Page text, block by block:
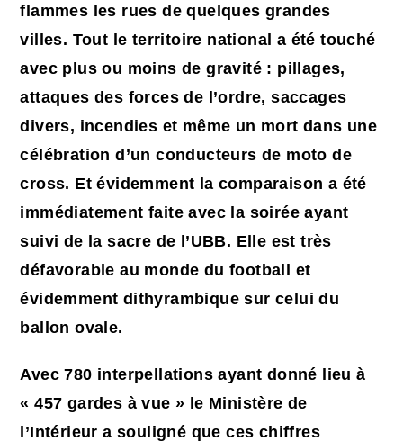
flammes les rues de quelques grandes
villes. Tout le territoire national a été touché
avec plus ou moins de gravité : pillages,
attaques des forces de l’ordre, saccages
divers, incendies et même un mort dans une
célébration d’un conducteurs de moto de
cross. Et évidemment la comparaison a été
immédiatement faite avec la soirée ayant
suivi de la sacre de l’UBB. Elle est très
défavorable au monde du football et
évidemment dithyrambique sur celui du
ballon ovale.
Avec 780 interpellations ayant donné lieu à
« 457 gardes à vue » le Ministère de
l’Intérieur a souligné que ces chiffres